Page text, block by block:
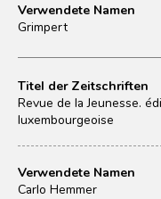
Verwendete Namen
Grimpert
Titel der Zeitschriften
Revue de la Jeunesse.
luxembourgeoise
Verwendete Namen
Carlo Hemmer